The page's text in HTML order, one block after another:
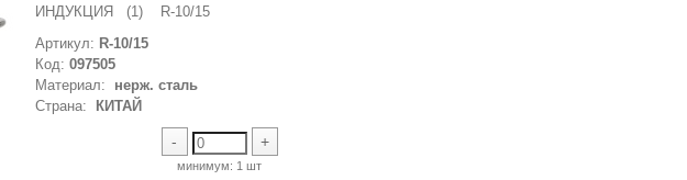
ИНДУКЦИЯ (1) R-10/15
Артикул: R-10/15
Код:097505
Материал:
нерж. сталь
Страна:
КИТАЙ
- +
минимум: 1 шт